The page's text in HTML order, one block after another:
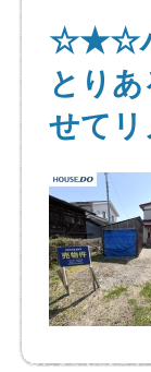
☆★☆
とり
せて